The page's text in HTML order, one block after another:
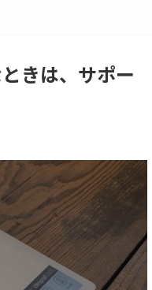
きは、サポー